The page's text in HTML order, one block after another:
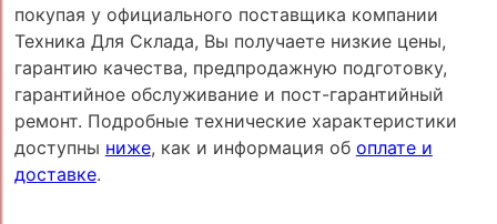
покупая у официального поставщика компании
Техника Для Склада, Вы получаете низкие цены,
гарантию качества, предпродажную подготовку,
гарантийное обслуживание и пост-гарантийный
ремонт. Подробные технические характеристики
доступны ниже, как и информация об оплате и
доставке.